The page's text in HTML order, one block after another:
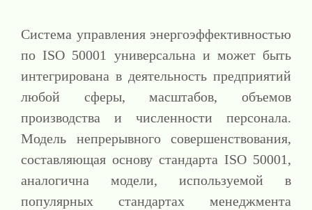
Система управления энергоэффективностью
по ISO 50001 универсальна и может быть
интегрирована в деятельность предприятий
любой сферы, масштабов, объемов
производства и численности персонала.
Модель непрерывного совершенствования,
составляющая основу стандарта ISO 50001,
аналогична модели, используемой в
популярных стандартах менеджмента